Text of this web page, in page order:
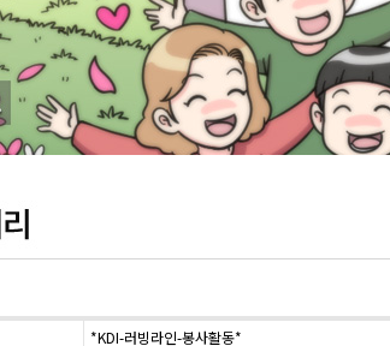
*KDI-러빙라인-봉사활동*